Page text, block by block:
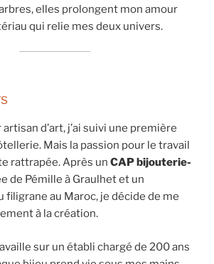
elles prolongent mon amour
qui relie mes deux univers.
d’art, j’ai suivi une première
Mais la passion pour le travail
rattrapée. Après un CAP bijouterie-
de Pémille à Graulhet et un
filigrane au Maroc, je décide de me
à la création.
sur un établi chargé de 200 ans